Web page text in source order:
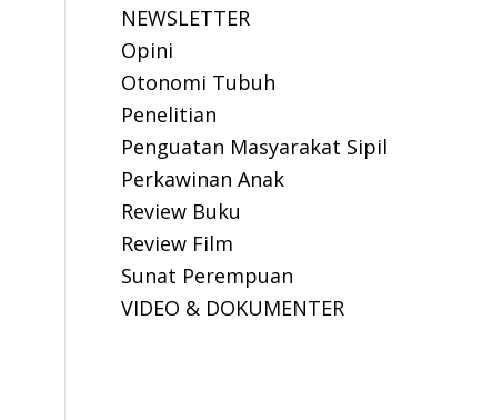
NEWSLETTER
Opini
Otonomi Tubuh
Penelitian
Penguatan Masyarakat Sipil
Perkawinan Anak
Review Buku
Review Film
Sunat Perempuan
VIDEO & DOKUMENTER